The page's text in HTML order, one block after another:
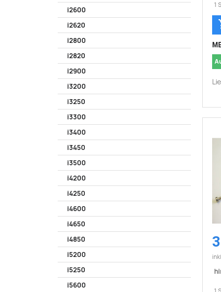
i2600
i2620
i2800
i2820
i2900
i3200
i3250
i3300
i3400
i3450
i3500
i4200
i4250
i4600
i4650
i4850
i5200
i5250
i5600
1